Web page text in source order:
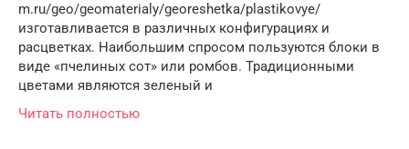
m.ru/geo/geomaterialy/georeshetka/plastikovye/
изготавливается в различных конфигурациях и
расцветках. Наибольшим спросом пользуются блоки в
виде «пчелиных сот» или ромбов. Традиционными
цветами являются зеленый и
Читать полностью